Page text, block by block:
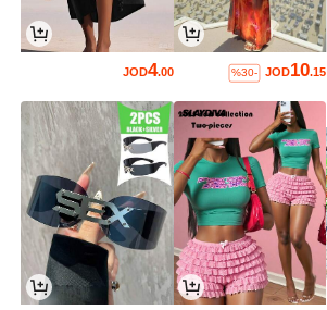
JOD10.15
%30-
JOD4.00